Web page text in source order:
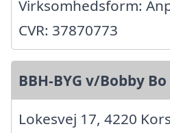
Virksomhedsform:
CVR: 37870773
BBH-BYG v/Bobby
Lokesvej 17, 4220